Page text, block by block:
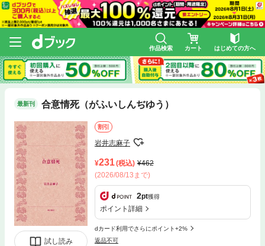
作品検索 カート はじめての方へ
最新刊 合意情死（がふいしんぢゆう）
試し読み
割引
岩井志麻子
231(税込)
462
(2026/08/13まで)
2pt獲得
ポイント詳細
dカード利用でさらにポイント+2%
返品不可